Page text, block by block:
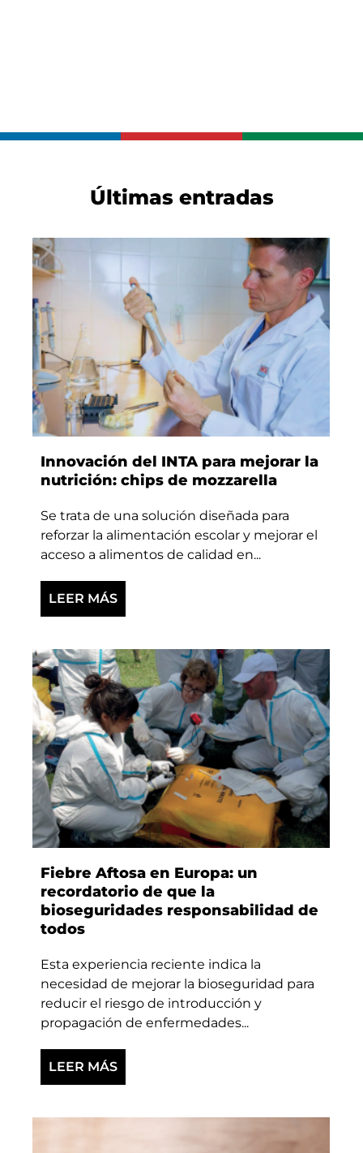
Últimas entradas
Innovación del INTA para mejorar la
nutrición: chips de mozzarella
Se trata de una solución diseñada para
reforzar la alimentación escolar y mejorar el
acceso a alimentos de calidad en...
LEER MÁS
Fiebre Aftosa en Europa: un
recordatorio de que la
bioseguridades responsabilidad de
todos
Esta experiencia reciente indica la
necesidad de mejorar la bioseguridad para
reducir el riesgo de introducción y
propagación de enfermedades...
LEER MÁS